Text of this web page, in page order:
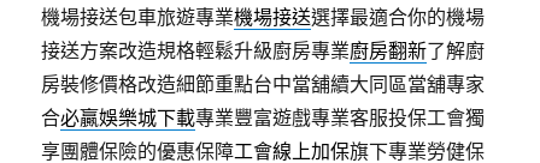
機場接送包車旅遊專業機場接送選擇最適合你的機場
接送方案改造規格輕鬆升級廚房專業廚房翻新了解廚
房裝修價格改造細節重點台中當舖續大同區當舖專家
合必贏娛樂城下載專業豐富遊戲專業客服投保工會獨
享團體保險的優惠保障工會線上加保旗下專業勞健保